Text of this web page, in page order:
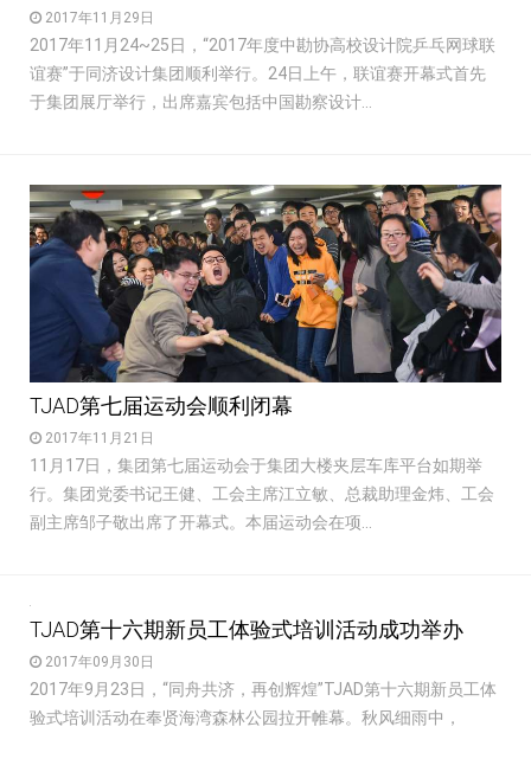
2017年11月29日
2017年11月24~25日，“2017年度中勘协高校设计院乒乓网球联
谊赛”于同济设计集团顺利举行。24日上午，联谊赛开幕式首先
于集团展厅举行，出席嘉宾包括中国勘察设计...
TJAD第七届运动会顺利闭幕
2017年11月21日
11月17日，集团第七届运动会于集团大楼夹层车库平台如期举
行。集团党委书记王健、工会主席江立敏、总裁助理金炜、工会
副主席邹子敬出席了开幕式。本届运动会在项...